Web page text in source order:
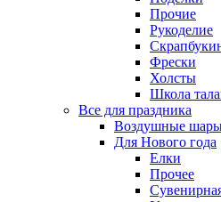
Прочие
Рукоделие
Фрески
Холсты
Школа
Все для праздника
Воздушные
Для Нового года
Елки
Прочее